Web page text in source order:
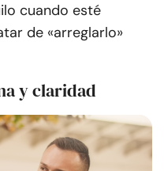
cuando esté
de «arreglarlo»
y claridad